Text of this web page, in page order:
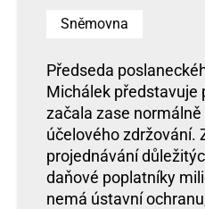
Sněmovna
Předseda
Michálek představuje
začala zase
účelového zdržování.
projednávání
daňové poplatníky
nemá ústavní